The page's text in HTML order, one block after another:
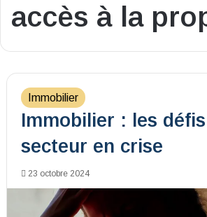
accès à la
Immobilier
Immobilier : les défis
secteur en crise
23 octobre 2024